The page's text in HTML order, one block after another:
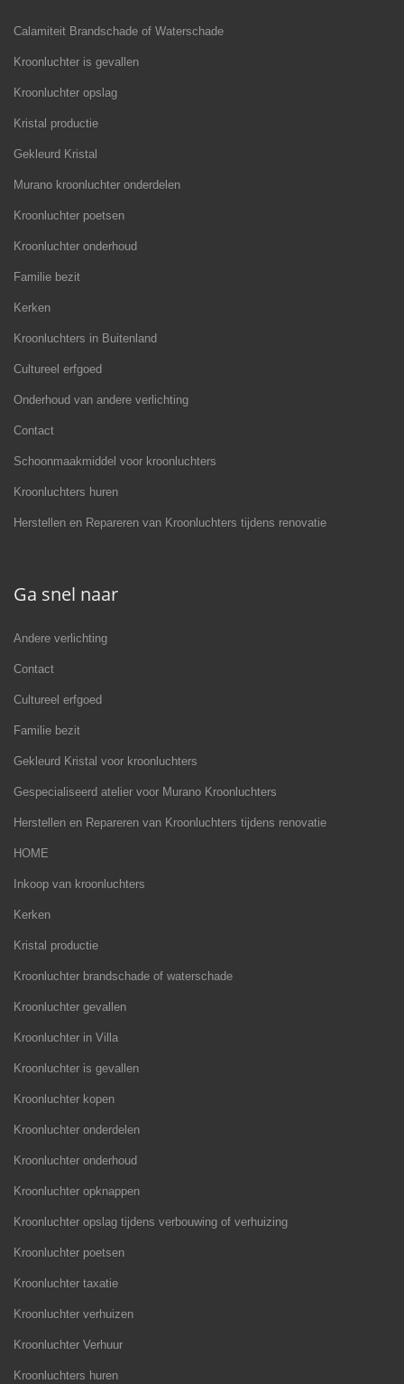
Calamiteit Brandschade of Waterschade
Kroonluchter is gevallen
Kroonluchter opslag
Kristal productie
Gekleurd Kristal
Murano kroonluchter onderdelen
Kroonluchter poetsen
Kroonluchter onderhoud
Familie bezit
Kerken
Kroonluchters in Buitenland
Cultureel erfgoed
Onderhoud van andere verlichting
Contact
Schoonmaakmiddel voor kroonluchters
Kroonluchters huren
Herstellen en Repareren van Kroonluchters tijdens renovatie
Ga snel naar
Andere verlichting
Contact
Cultureel erfgoed
Familie bezit
Gekleurd Kristal voor kroonluchters
Gespecialiseerd atelier voor Murano Kroonluchters
Herstellen en Repareren van Kroonluchters tijdens renovatie
HOME
Inkoop van kroonluchters
Kerken
Kristal productie
Kroonluchter brandschade of waterschade
Kroonluchter gevallen
Kroonluchter in Villa
Kroonluchter is gevallen
Kroonluchter kopen
Kroonluchter onderdelen
Kroonluchter onderhoud
Kroonluchter opknappen
Kroonluchter opslag tijdens verbouwing of verhuizing
Kroonluchter poetsen
Kroonluchter taxatie
Kroonluchter verhuizen
Kroonluchter Verhuur
Kroonluchters huren